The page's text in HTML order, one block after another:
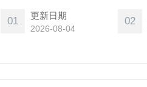
01 更新日期
2026-08-04
02